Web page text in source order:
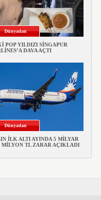
Dünyadan
POP YILDIZI SİNGAPUR
DAVA AÇTI
Dünyadan
İLK ALTI AYINDA 5 MİLYAR
MİLYON TL ZARAR AÇIKLADI